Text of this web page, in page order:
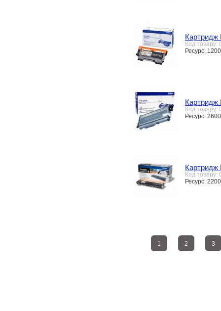
Картридж
Код товару:
Ресурс:
Картридж
Код товару:
Ресурс:
Картридж
Код товару:
Ресурс: 2200
1 2 3